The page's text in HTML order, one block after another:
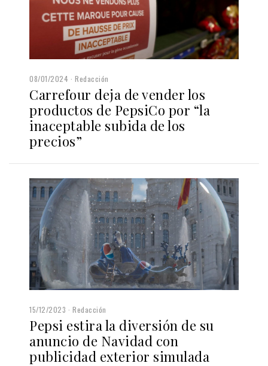
08/01/2024 Redacción
Carrefour deja de vender los
productos de PepsiCo por “la
inaceptable subida de los
precios”
15/12/2023 Redacción
Pepsi estira la diversión de su
anuncio de Navidad con
publicidad exterior simulada